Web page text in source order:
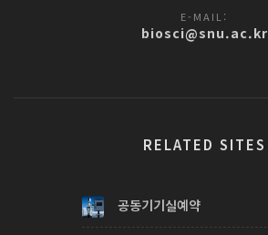
E-MAIL:
biosci@snu.ac.kr
RELATED SITES
공동기기실예약